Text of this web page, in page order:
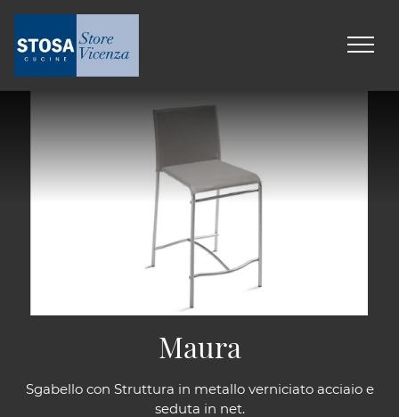
Sgabello con Struttura in metallo verniciato acciaio e
seduta in net.
Maura